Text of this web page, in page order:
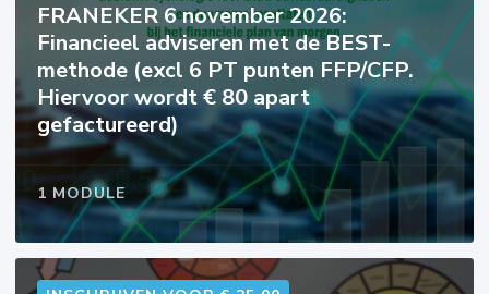
FRANEKER 6 november 2026:
Financieel adviseren met de BEST-
methode (excl 6 PT punten FFP/CFP.
Hiervoor wordt € 80 apart
gefactureerd)
1 MODULE